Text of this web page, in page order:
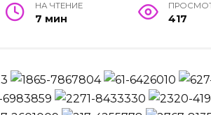
НА ЧТЕНИЕ
7 мин 417